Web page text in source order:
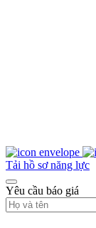
Tải hồ sơ năng lực
Yêu cầu báo giá